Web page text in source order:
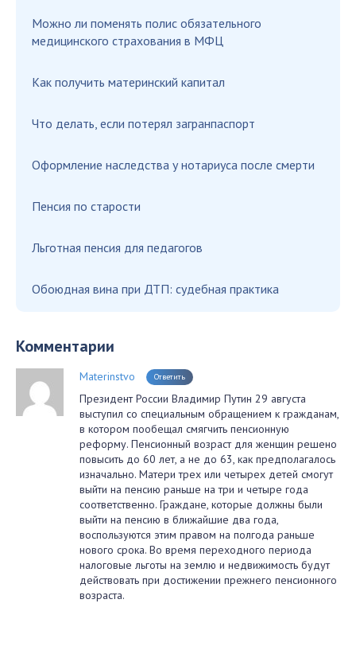
Можно ли поменять полис обязательного
медицинского страхования в МФЦ
Как получить материнский капитал
Что делать, если потерял загранпаспорт
Оформление наследства у нотариуса после смерти
Пенсия по старости
Льготная пенсия для педагогов
Обоюдная вина при ДТП: судебная практика
Комментарии
Materinstvo Ответить
Президент России Владимир Путин 29 августа
выступил со специальным обращением к гражданам,
в котором пообещал смягчить пенсионную
реформу. Пенсионный возраст для женщин решено
повысить до 60 лет, а не до 63, как предполагалось
изначально. Матери трех или четырех детей смогут
выйти на пенсию раньше на три и четыре года
соответственно. Граждане, которые должны были
выйти на пенсию в ближайшие два года,
воспользуются этим правом на полгода раньше
нового срока. Во время переходного периода
налоговые льготы на землю и недвижимость будут
действовать при достижении прежнего пенсионного
возраста.